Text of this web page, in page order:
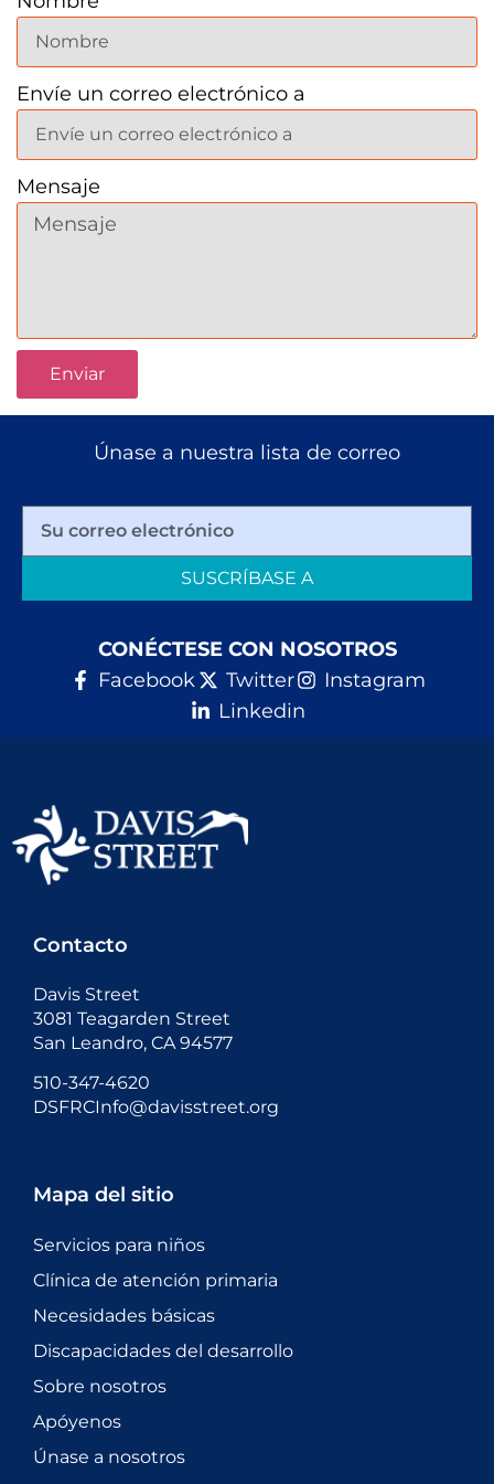
Envíe un correo electrónico a
Mensaje
Enviar
Únase a nuestra lista de correo
SUSCRÍBASE A
CONÉCTESE CON NOSOTROS
Facebook
Twitter
Instagram
Linkedin
Contacto
Davis Street
3081 Teagarden Street
San Leandro, CA 94577
510-347-4620
DSFRCInfo@davisstreet.org
Mapa del sitio
Servicios para niños
Clínica de atención primaria
Necesidades básicas
Discapacidades del desarrollo
Sobre nosotros
Apóyenos
Únase a nosotros